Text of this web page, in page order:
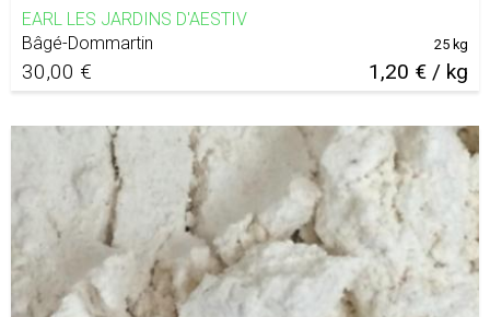
EARL LES JARDINS D'AESTIV
Bâgé-Dommartin
30,00 € 1,20 € / kg
25 kg